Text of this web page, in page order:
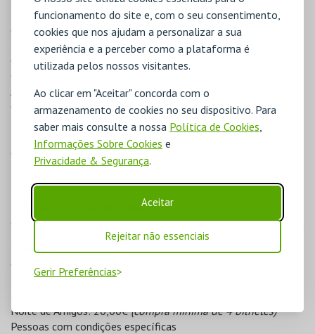
funcionamento do site e, com o seu consentimento,
cookies que nos ajudam a personalizar a sua
experiência e a perceber como a plataforma é
utilizada pelos nossos visitantes.
Ao clicar em "Aceitar" concorda com o
armazenamento de cookies no seu dispositivo. Para
saber mais consulte a nossa Política de Cookies
Informações Sobre Cookies e
Privacidade & Segurança.
Aceitar
Rejeitar não essenciais
Gerir Preferências
Técnicos de Palco: Fábio Bernardo, João Duarte, José Teles
e Taylor Soares
Técnicos de Guarda Roupa: Sofia Lima, Afonso Judicibus,
Carolina Almeida e Beatriz Ferreira
Comunicação: Carla Matadinho e Vera Claro
Assessoria de Imprensa: Teresa de Oliveira Martins
Cartaz, Criativo e Voz Off: Pedro Matias Maria
Fotógrafo: José Correia
Designer Gráfico: Vasco Lopes
Gestão de Redes Sociais: Pedro Cabacinha
Equipa de Vendas: André Susano, Bárbara do Carmo e Cristina
Marques
CONTACTOS PARA RESERVAS
938 339 851 |bilheteiramalaposta@yellowstarcompany.com
PREÇOS
Geral: 30,00€
Maiores de 65 anos: 24,00€
Noite de Amigos: 20,00€(compra mínima de 4 bilhetes)
Pessoas com condições específicas